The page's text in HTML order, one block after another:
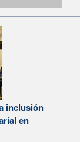
inclusión
en